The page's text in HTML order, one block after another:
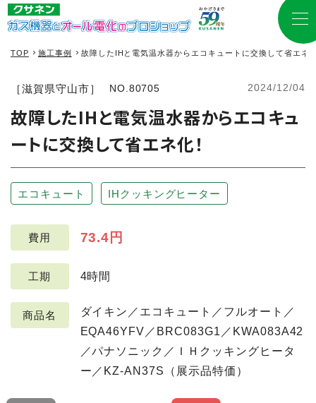
TOP 施工事例 故障したIHと電気温水器からエコキュートに交換して省エネ
［滋賀県守山市］ NO.80705 2024/12/04
故障したIHと電気温水器からエコキュ
ートに交換して省エネ化！
エコキュート IHクッキングヒーター
費用 73.4円
工期 4時間
商品名
ダイキン／エコキュート／フルオート／
EQA46YFV／BRC083G1／KWA083A42
／パナソニック／ＩＨクッキングヒータ
ー／KZ-AN37S（展示品特価）